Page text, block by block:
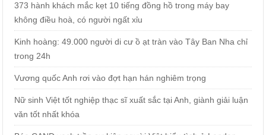
373 hành khách mắc kẹt 10 tiếng đồng hồ trong máy bay
không điều hoà, có người ngất xỉu
Kinh hoàng: 49.000 người di cư ồ ạt tràn vào Tây Ban Nha chỉ
trong 24h
Vương quốc Anh rơi vào đợt hạn hán nghiêm trọng
Nữ sinh Việt tốt nghiệp thạc sĩ xuất sắc tại Anh, giành giải luận
văn tốt nhất khóa